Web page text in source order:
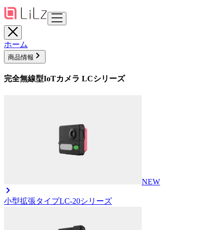
ホーム
商品情報
完全無線型IoTカメラ LCシリーズ
NEW
小型拡張タイプLC-20シリーズ